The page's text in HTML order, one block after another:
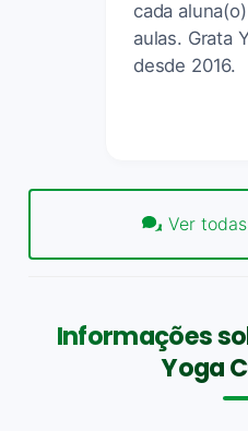
cada
aulas. Grata
desde 2016.
Ver
Informações
Yoga